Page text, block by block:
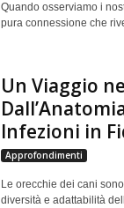
Quando osserviamo i
pura connessione che
Un Viaggio
Infezioni in
Approfondimenti
Le orecchie dei cani
diversità e adattabilità